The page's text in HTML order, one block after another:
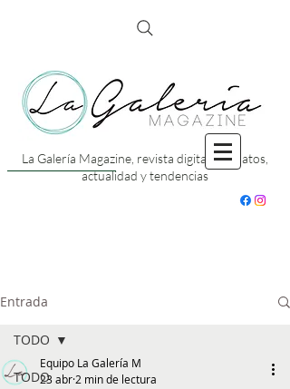
La Galería Magazine, revista digital con datos,
actualidad y tendencias
Entrada
TODO
TODO
Equipo La Galería M
23 abr 2 min de lectura